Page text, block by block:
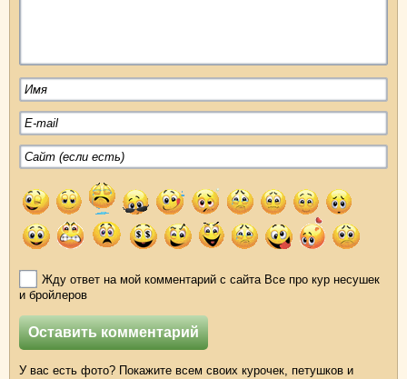
Жду ответ на мой комментарий с сайта Все про кур несушек
и бройлеров
У вас есть фото? Покажите всем своих курочек, петушков и